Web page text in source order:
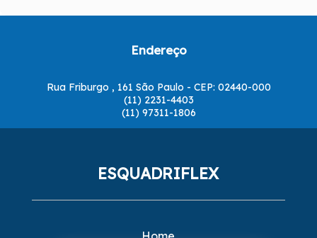
Endereço
Rua Friburgo , 161 São Paulo - CEP: 02440-000
(11) 2231-4403
(11) 97311-1806
ESQUADRIFLEX